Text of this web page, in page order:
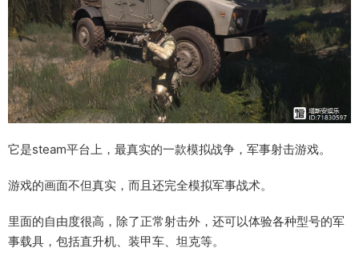
它是steam平台上，最真实的一款模拟战争，军事射击游戏。
游戏的画面不但真实，而且还完全模拟军事战术。
里面的自由度很高，除了正常射击外，还可以体验各种型号的军
事载具，包括直升机、装甲车、坦克等。